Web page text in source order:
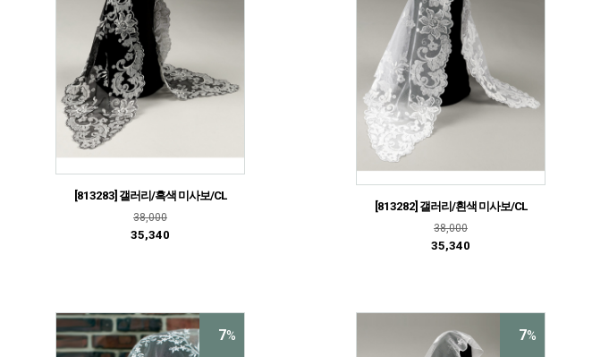
[813283] 갤러리/흑색 미사보/CL
38,000
35,340
[813282] 갤러리/흰색 미사보/CL
38,000
35,340
7% 7%